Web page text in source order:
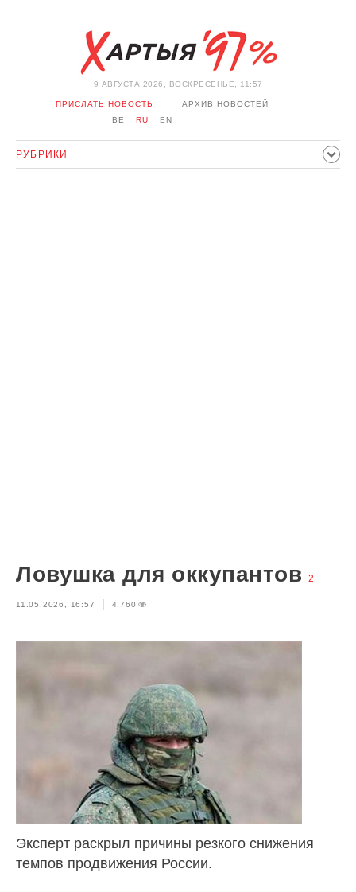
9 АВГУСТА 2026, ВОСКРЕСЕНЬЕ, 11:57
ПРИСЛАТЬ НОВОСТЬ
АРХИВ НОВОСТЕЙ
BE
RU EN
РУБРИКИ
Ловушка для оккупантов 2
11.05.2026, 16:57 4,760
Эксперт раскрыл причины резкого снижения
темпов продвижения России.